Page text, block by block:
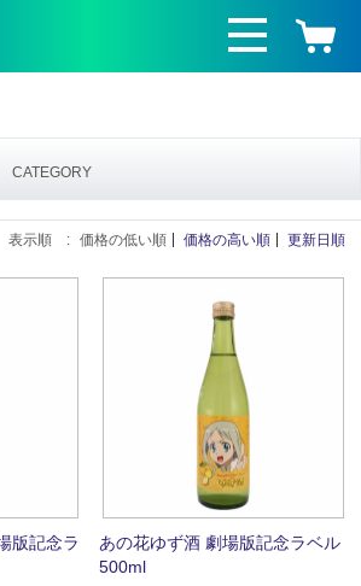
CATEGORY
表示順 : 価格の低い順 価格の高い順 更新日順
版記念ラ
あの花ゆず酒 劇場版記念ラベル
500ml